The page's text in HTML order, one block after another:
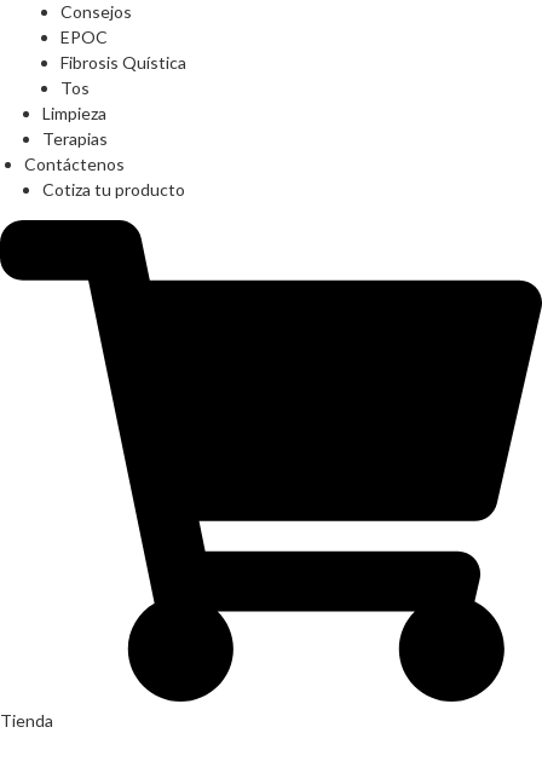
Consejos
EPOC
Fibrosis Quística
Tos
Limpieza
Terapias
Contáctenos
Cotiza tu producto
Tienda